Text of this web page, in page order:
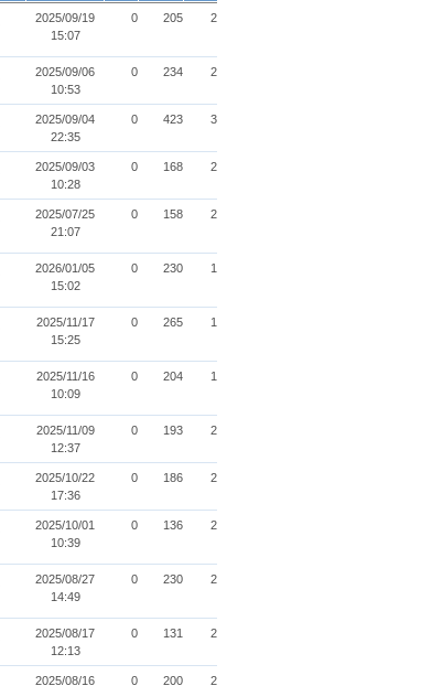
2025/09/19
15:07
0 205 2
2025/09/06
10:53
0 234 2
2025/09/04
22:35
0 423 3
2025/09/03
10:28
0 168 2
2025/07/25
21:07
0 158 2
2026/01/05
15:02
0 230 1
2025/11/17
15:25
0 265 1
2025/11/16
10:09
0 204 1
2025/11/09
12:37
0 193 2
2025/10/22
17:36
0 186 2
2025/10/01
10:39
0 136 2
2025/08/27
14:49
0 230 2
2025/08/17
12:13
0 131 2
2025/08/16 0 200 2